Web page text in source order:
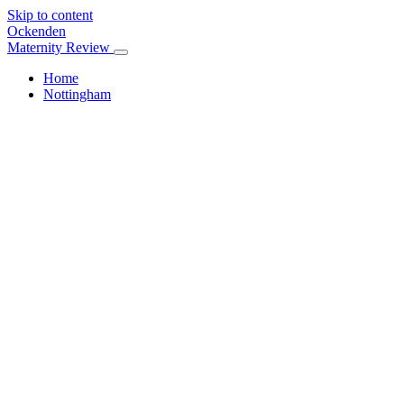
Skip to content
Ockenden
Maternity Review
Home
Nottingham